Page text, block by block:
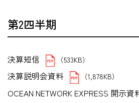
第2四半期
決算短信 （533KB）
決算説明会資料 （1,878KB）
OCEAN NETWORK EXPRESS 開示資